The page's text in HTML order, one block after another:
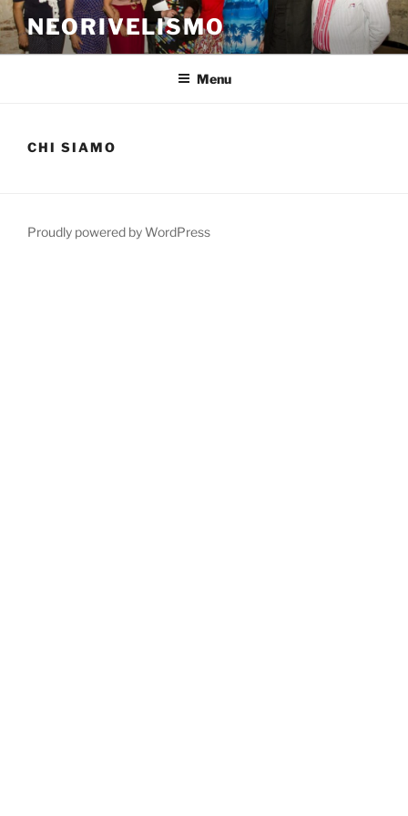
Salta
al
contenuto
NEORIVELISMO
Menu
CHI SIAMO
Proudly powered by WordPress